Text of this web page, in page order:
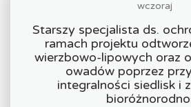
wczoraj
Starszy specjalista ds.
ramach projektu
wierzbowo-lipowych oraz
owadów poprzez
integralności siedlisk i